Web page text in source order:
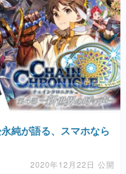
エイターの青春〜
知られるマンガ家・田中圭
トマンガです。
ームの魅力を画面や操作の
く、硬派で骨太な評論連載
」… ゲームにまつわる言葉
ーター文化史研究家・タ
純が語る、スマホなら
2020年12月22日 公開